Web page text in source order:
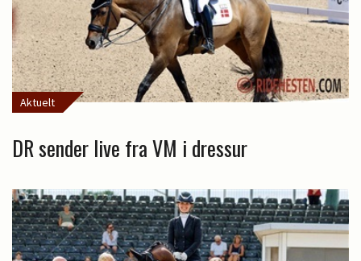
Aktuelt
DR sender live fra VM i dressur